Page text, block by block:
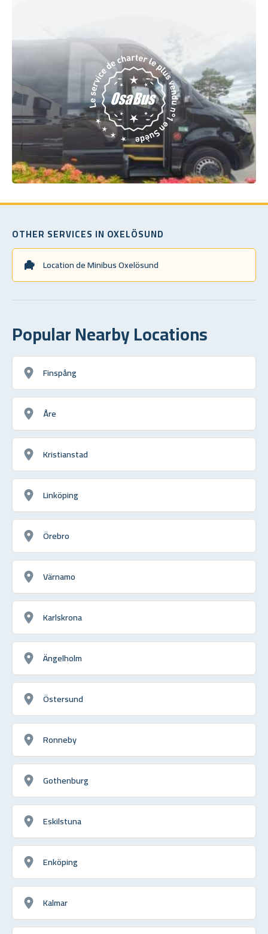
OTHER SERVICES IN OXELÖSUND
Location de Minibus Oxelösund
Popular Nearby Locations
Finspång
Åre
Kristianstad
Linköping
Örebro
Värnamo
Karlskrona
Ängelholm
Östersund
Ronneby
Gothenburg
Eskilstuna
Enköping
Kalmar